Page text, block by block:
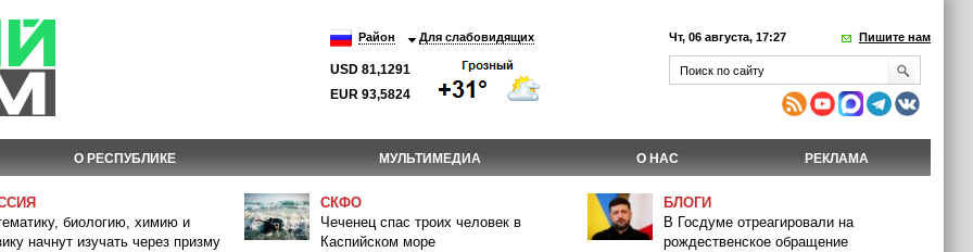
Район Для слабовидящих
USD 81,1291
EUR 93,5824
Чт, 06 августа, 17:27 Пишите нам
О РЕСПУБЛИКЕ МУЛЬТИМЕДИА О НАС РЕКЛАМА
биологию, химию и
начнут изучать через призму
СКФО
Чеченец спас троих человек в
Каспийском море
БЛОГИ
В Госдуме отреагировали на
рождественское обращение